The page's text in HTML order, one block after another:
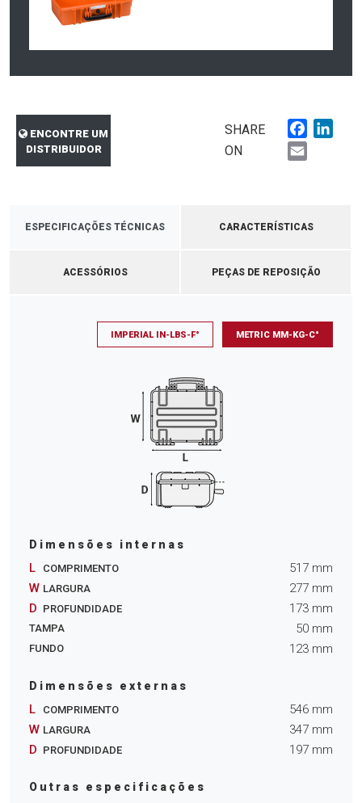
ENCONTRE UM
DISTRIBUIDOR
SHARE
ON
ESPECIFICAÇÕES TÉCNICAS CARACTERÍSTICAS
ACESSÓRIOS PEÇAS DE REPOSIÇÃO
IMPERIAL IN-LBS-F° METRIC MM-KG-C°
Dimensões internas
L COMPRIMENTO 517 mm
W LARGURA 277 mm
D PROFUNDIDADE 173 mm
TAMPA 50 mm
FUNDO 123 mm
Dimensões externas
L COMPRIMENTO 546 mm
W LARGURA 347 mm
D PROFUNDIDADE 197 mm
Outras especificações